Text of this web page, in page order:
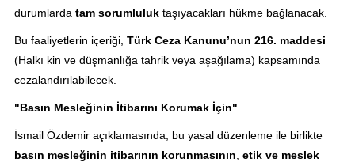
durumlarda tam sorumluluktaşıyacakları hükme bağlanacak.
Bu faaliyetlerin içeriği, Türk Ceza Kanunu’nun 216. maddesi
(Halkı kin ve düşmanlığa tahrik veya aşağılama) kapsamında
cezalandırılabilecek.
"Basın Mesleğinin İtibarını Korumak İçin"
İsmail Özdemir açıklamasında, bu yasal düzenleme ile birlikte
basın mesleğinin itibarının korunmasının etik ve meslek